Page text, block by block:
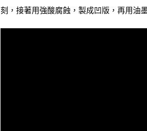
刻，接著用強酸腐蝕，製成凹版，再用油